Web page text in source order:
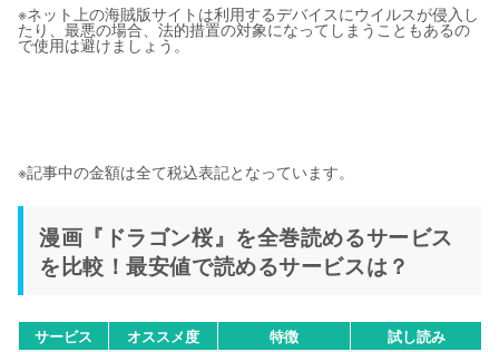
※ネット上の海賊版サイトは利用するデバイスにウイルスが侵入し
たり、最悪の場合、法的措置の対象になってしまうこともあるの
で使用は避けましょう。
※記事中の金額は全て税込表記となっています。
漫画『ドラゴン桜』を全巻読めるサービス
を比較！最安値で読めるサービスは？
サービス オススメ度 特徴 試し読み